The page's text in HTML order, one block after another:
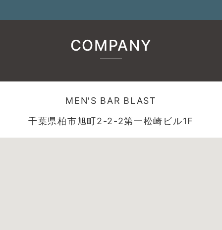
COMPANY
MEN′S BAR BLAST
千葉県柏市旭町2-2-2第一松崎ビル1F